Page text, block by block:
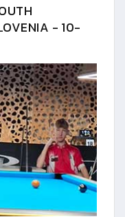
- 10-